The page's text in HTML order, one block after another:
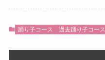
踊り子コース 過去踊り子コース